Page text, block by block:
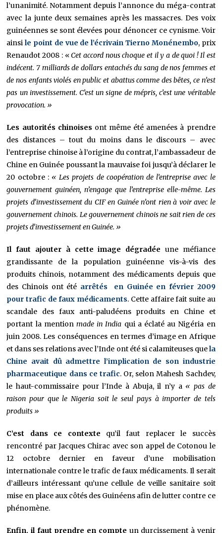
l’unanimité. Notamment depuis l’annonce du méga-contrat
avec la junte deux semaines après les massacres. Des voix
guinéennes se sont élevées pour dénoncer ce cynisme. Voir
ainsile point de vue de l’écrivain Tierno Monénembo, prix
Renaudot 2008 : «Cet accord nous choque et il y a de quoi ! Il est
indécent. 7 milliards de dollars entachés du sang de nos femmes et
de nos enfants violés en public et abattus comme des bêtes, ce n’est
pas un investissement. C’est un signe de mépris, c’est une véritable
provocation. »
Les autorités chinoises ont même été amenées à prendre
des distances – tout du moins dans le discours – avec
l’entreprise chinoise à l’origine du contrat, l’ambassadeur de
Chine en Guinée poussant la mauvaise foi jusqu’à déclarer le
20 octobre : « Les projets de coopération de l’entreprise avec le
gouvernement guinéen, n’engage que l’entreprise elle-même. Les
projets d’investissement du CIF en Guinée n’ont rien à voir avec le
gouvernement chinois. Le gouvernement chinois ne sait rien de ces
projets d’investissement en Guinée. »
Il faut ajouter à cette image dégradée une méfiance
grandissante de la population guinéenne vis-à-vis des
produits chinois, notamment des médicaments depuis que
des Chinois ont été arrêtés en Guinée en février 2009
pour trafic de faux médicaments. Cette affaire fait suite au
scandale des faux anti-paludéens produits en Chine et
portant la mentionmade in India qui a éclaté au Nigéria en
juin 2008. Les conséquences en termes d’image en Afrique
et dans ses relations avec l’Inde ont été si calamiteuses quela
Chine avait dû admettre l’implication de son industrie
pharmaceutique dans ce trafic. Or, selon Mahesh Sachdev,
le haut-commissaire pour l’Inde à Abuja, il n’y a « pas de
raison pour que le Nigeria soit le seul pays à importer de tels
produits »
C’est dans ce contexte qu’il faut replacer le succès
rencontré par Jacques Chirac avec son appel de Cotonou le
12 octobre dernier en faveur d’une mobilisation
internationale contre le trafic de faux médicaments. Il serait
d’ailleurs intéressant qu’une cellule de veille sanitaire soit
mise en place aux côtés des Guinéens afin de lutter contre ce
phénomène.
Enfin, il faut prendre en compte un durcissement à venir